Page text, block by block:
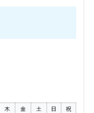
木 金 土 日 祝